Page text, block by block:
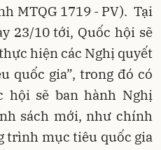
MTQG 1719 - PV). Tại
23/10 tới, Quốc hội sẽ
hiện các Nghị quyết
quốc gia”, trong đó có
hội sẽ ban hành Nghị
sách mới, như chính
trình mục tiêu quốc gia